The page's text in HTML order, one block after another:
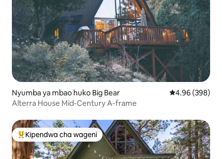
Nyumba ya mbao huko Big Bear Ukadiriaji wa
4.96 (398)
Alterra House Mid-Century A-frame
Kipendwa maarufu cha wageni
Kipendwa cha wageni